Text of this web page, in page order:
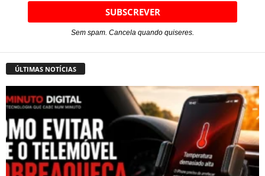
Sem spam. Cancela quando quiseres.
ÚLTIMAS NOTÍCIAS